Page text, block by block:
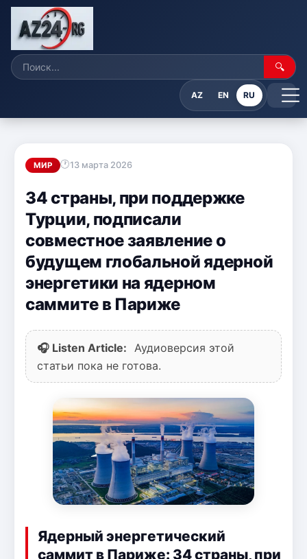
🔍
AZ EN RU
МИР 13 марта 2026
34 страны, при поддержке
Турции, подписали
совместное заявление о
будущем глобальной ядерной
энергетики на ядерном
саммите в Париже
🎧 Listen Article:
Аудиоверсия этой
статьи пока не готова.
Ядерный энергетический
саммит в Париже: 34 страны, при